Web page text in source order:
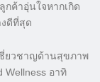
กค้าอุ่นใจหากเกิด
ดีที่สุด
ยวชาญด้านสุขภาพ
Wellness อาทิ